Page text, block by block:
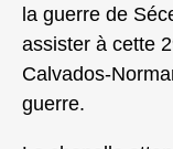
la guerre de
assister à cette
Calvados-
guerre.